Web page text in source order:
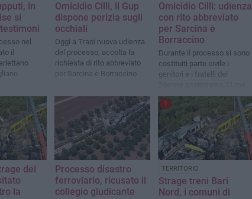
in
si
nel
il
Omicidio Cilli, il Gup
dispone perizia sugli
occhiali
Oggi a Trani nuova udienza
del processo, accolta la
richiesta di rito abbreviato
per Sarcina e Borraccino
Omicidio Cilli: udienza
con rito abbreviato
per Sarcina e
Borraccino
Durante il processo si sono
costituiti parte civile i
genitori e i fratelli del
fa da Barletta
dei
la
Processo disastro
ferroviario, ricusato il
collegio giudicante
1
TERRITORIO
Strage treni Bari
Nord, i comuni di